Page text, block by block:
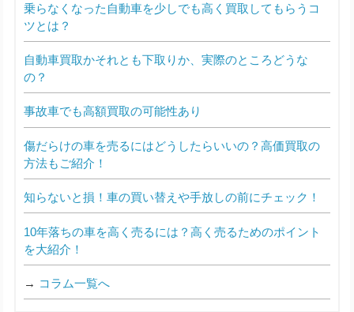
乗らなくなった自動車を少しでも高く買取してもらうコ
ツとは？
自動車買取かそれとも下取りか、実際のところどうな
の？
事故車でも高額買取の可能性あり
傷だらけの車を売るにはどうしたらいいの？高価買取の
方法もご紹介！
知らないと損！車の買い替えや手放しの前にチェック！
10年落ちの車を高く売るには？高く売るためのポイント
を大紹介！
→ コラム一覧へ